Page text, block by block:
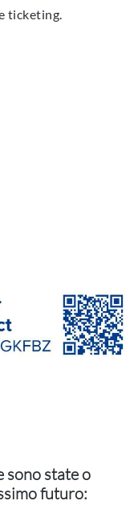
ticketing.
sono state o
futuro: